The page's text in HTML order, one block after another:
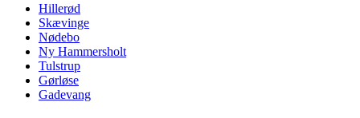
Hillerød
Skævinge
Nødebo
Ny Hammersholt
Tulstrup
Gørløse
Gadevang